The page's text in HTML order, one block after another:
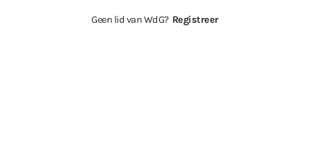
Geen lid van WdG? Registreer